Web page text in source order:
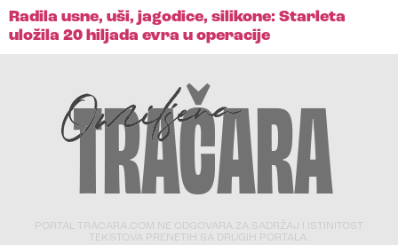
Radila usne, uši, jagodice, silikone: Starleta
uložila 20 hiljada evra u operacije
PORTAL TRACARA.COM NE ODGOVARA ZA SADRŽAJ I ISTINITOST
TEKSTOVA PRENETIH SA DRUGIH PORTALA.